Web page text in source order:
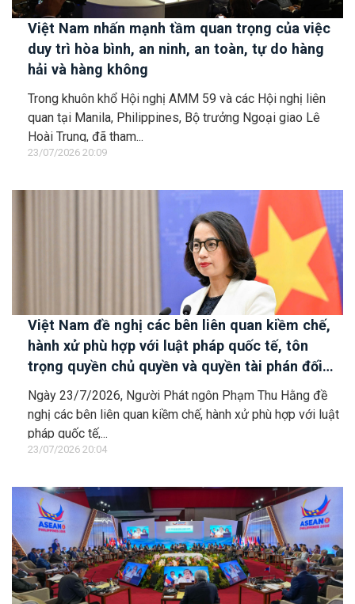
Việt Nam nhấn mạnh tầm quan trọng của việc
duy trì hòa bình, an ninh, an toàn, tự do hàng
hải và hàng không
Trong khuôn khổ Hội nghị AMM 59 và các Hội nghị liên
quan tại Manila, Philippines, Bộ trưởng Ngoại giao Lê
Hoài Trung, đã tham...
23/07/2026 20:09
Việt Nam đề nghị các bên liên quan kiềm chế,
hành xử phù hợp với luật pháp quốc tế, tôn
trọng quyền chủ quyền và quyền tài phán đối
với vùng đặc quyền kinh tế và thềm lục địa của
quốc gia ven biển
Ngày 23/7/2026, Người Phát ngôn Phạm Thu Hằng đề
nghị các bên liên quan kiềm chế, hành xử phù hợp với luật
pháp quốc tế,...
23/07/2026 20:04